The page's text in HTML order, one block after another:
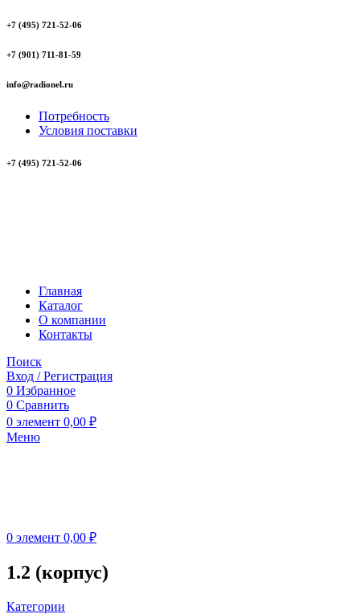
+7 (495) 721-52-06
+7 (901) 711-81-59
info@radionel.ru
Потребность
Условия поставки
+7 (495) 721-52-06
Главная
Каталог
О компании
Контакты
Поиск
Вход / Регистрация
0 Избранное
0 Сравнить
0 элемент 0,00 ₽
Меню
0 элемент 0,00 ₽
1.2 (корпус)
Категории